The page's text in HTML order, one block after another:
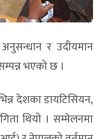
अनुसन्धान र उदीयमान
भएको छ ।
देशका डायटिसियन,
थियो । सम्मेलनमा